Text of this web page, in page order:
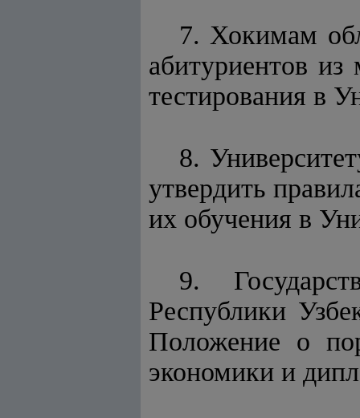
7. Хокимам
абитуриентов
тестирования в
8.
утвердить
их обучения в
9.
Республики
Положение о
экономики и